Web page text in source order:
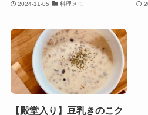
2024-11-05 料理メモ
【殿堂入り】豆乳きのこク